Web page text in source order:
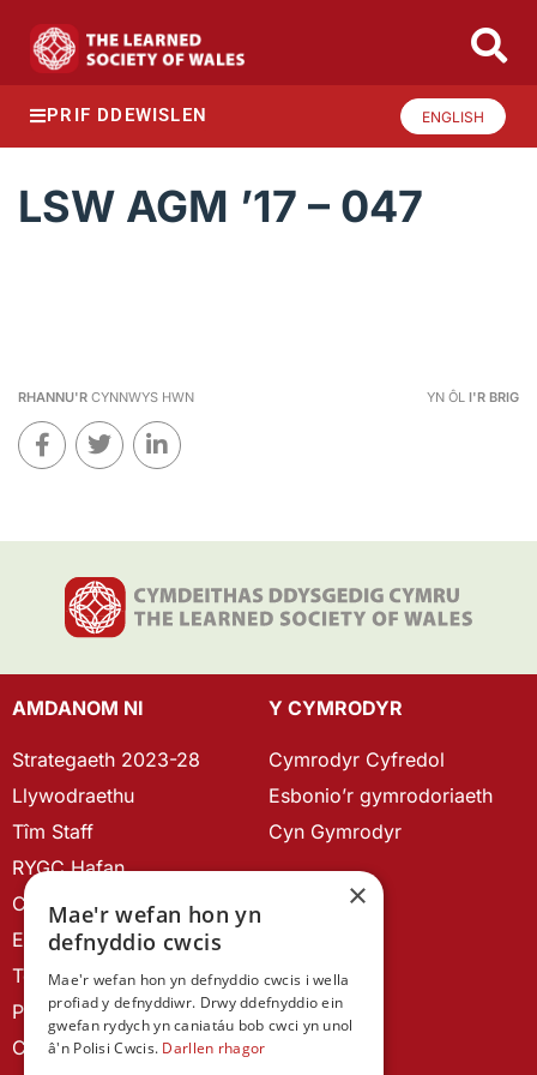
PRIF DDEWISLEN ENGLISH
LSW AGM ’17 – 047
RHANNU'R CYNNWYS HWN YN ÔL I'R BRIG
AMDANOM NI
Strategaeth 2023-28
Llywodraethu
Tîm Staff
RYGC Hafan
Canllawiau brandio
Ein Hanes
Telerau ac Amodau
Polisi Preifatrwydd
Cysylltu â ni
Y CYMRODYR
Cymrodyr Cyfredol
Esbonio’r gymrodoriaeth
Cyn Gymrodyr
×
Mae'r wefan hon yn
defnyddio cwcis
Mae'r wefan hon yn defnyddio cwcis i wella
profiad y defnyddiwr. Drwy ddefnyddio ein
gwefan rydych yn caniatáu bob cwci yn unol
â'n Polisi Cwcis. Darllen rhagor